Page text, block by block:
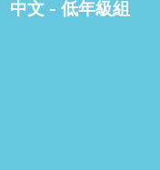
中文 - 低年級組